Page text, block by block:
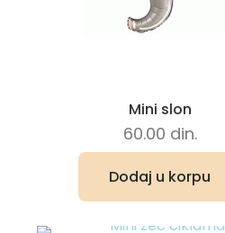
Mini slon
60.00 din.
Dodaj u korpu